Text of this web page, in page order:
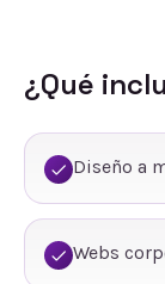
¿Qué
Diseño a
Webs